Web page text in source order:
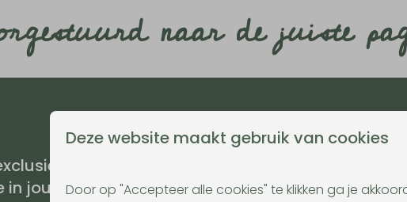
naar de juiste
in jouw mailbox?
Deze website maakt gebruik van cookies
Door op "Accepteer alle cookies" te klikken ga je